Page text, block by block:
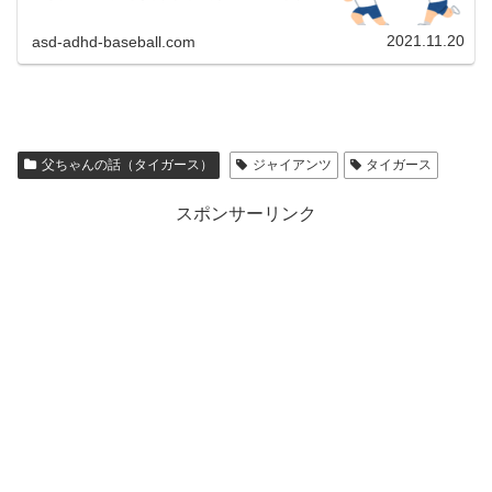
asd-adhd-baseball.com 2021.11.20
父ちゃんの話（タイガース） ジャイアンツ タイガース
スポンサーリンク